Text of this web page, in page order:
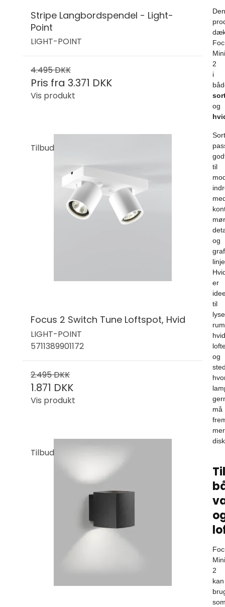
Stripe Langbordspendel - Light-
Point
LIGHT-POINT
4.495 DKK
Pris fra 3.371 DKK
Vis produkt
Tilbud
Focus 2 Switch Tune Loftspot, Hvid
LIGHT-POINT
5711389901172
2.495 DKK
1.871 DKK
Vis produkt
Tilbud
Mini
2
i
og
Sort
til
og
er
til
lyse
og
må
Til
Mini
2
kan